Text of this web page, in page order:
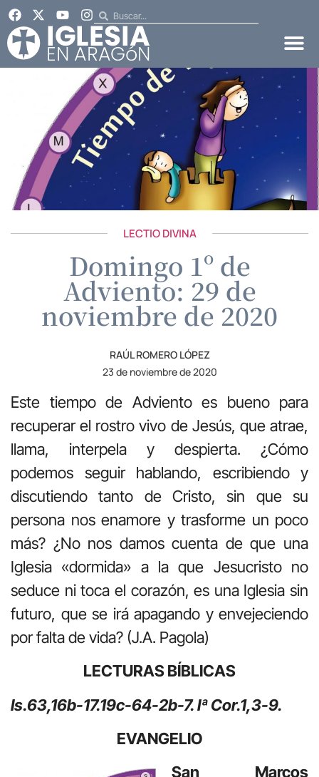
LECTIO DIVINA
Domingo 1º de
Adviento: 29 de
noviembre de 2020
RAÚL ROMERO LÓPEZ
23 de noviembre de 2020
Este tiempo de Adviento es bueno para
recuperar el rostro vivo de Jesús, que atrae,
llama, interpela y despierta. ¿Cómo
podemos seguir hablando, escribiendo y
discutiendo tanto de Cristo, sin que su
persona nos enamore y trasforme un poco
más? ¿No nos damos cuenta de que una
Iglesia «dormida» a la que Jesucristo no
seduce ni toca el corazón, es una Iglesia sin
futuro, que se irá apagando y envejeciendo
por falta de vida? (J.A. Pagola)
LECTURAS BÍBLICAS
Is.63,16b-17.19c-64-2b-7. Iª Cor.1,3-9.
EVANGELIO
San Marcos